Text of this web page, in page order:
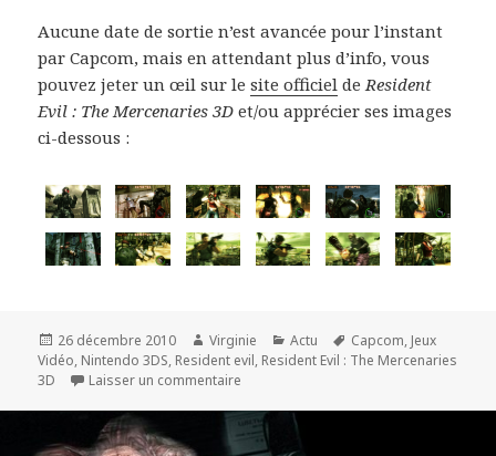
Aucune date de sortie n’est avancée pour l’instant
par Capcom, mais en attendant plus d’info, vous
pouvez jeter un œil sur lesite officiel deResident
Evil : The Mercenaries 3D et/ou apprécier ses images
ci-dessous :
Publié
le
26 décembre 2010 Auteur
Virginie Catégories
Actu
Mots-
clés
Capcom, Jeux
Vidéo, Nintendo 3DS, Resident evil, Resident Evil : The Mercenaries
3D
Laisser un commentaire